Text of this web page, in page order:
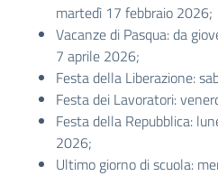
martedì 17 febbraio 2026;
Vacanze di Pasqua: da
7 aprile 2026;
Festa della Liberazione:
Festa dei Lavoratori:
Festa della Repubblica:
2026;
Ultimo giorno di scuola: